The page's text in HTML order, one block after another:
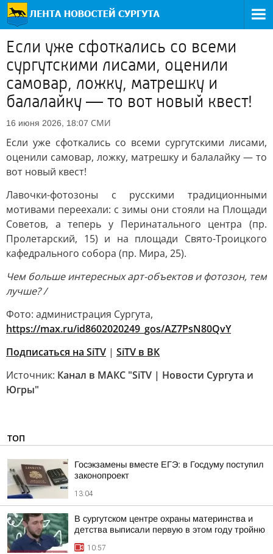
Если уже сфоткались со всеми
сургутскими лисами, оценили
самовар, ложку, матрешку и
балалайку — то вот новый квест!
16 июня 2026, 18:07 СМИ
Если уже сфоткались со всеми сургутскими лисами,
оценили самовар, ложку, матрешку и балалайку — то
вот новый квест!
Лавочки-фотозоны с русскими традиционными
мотивами переехали: с зимы они стояли на Площади
Советов, а теперь у Перинатального центра (пр.
Пролетарский, 15) и на площади Свято-Троицкого
кафедрального собора (пр. Мира, 25).
Чем больше интересных арт-объектов и фотозон, тем
лучше? /
Фото: администрация Сургута,
https://max.ru/id8602020249_gos/AZ7PsN80QvY
Подписаться на SiTV | SiTV в ВК
Источник: Канал в МАКС "SiTV | Новости Сургута и
Югры"
ТОП
Госэкзамены вместе ЕГЭ: в Госдуму поступил
законопроект
13:04
В сургутском центре охраны материнства и
детства выписали первую в этом году тройню
10:57